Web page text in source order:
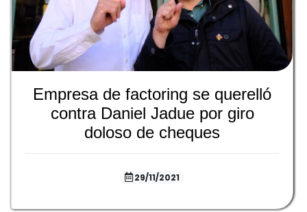
Empresa de factoring se querelló
contra Daniel Jadue por giro
doloso de cheques
29/11/2021